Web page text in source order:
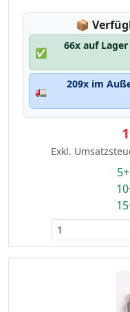
📦
✅
66x auf
🚛
209x im
Exkl.